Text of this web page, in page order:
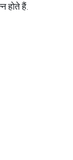
होते हैं.